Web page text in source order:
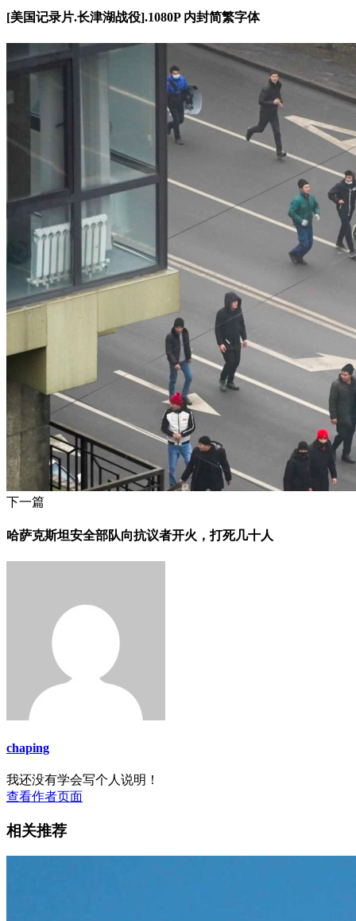
[美国记录片.长津湖战役].1080P 内封简繁字体
下一篇
哈萨克斯坦安全部队向抗议者开火，打死几十人
chaping
我还没有学会写个人说明！
查看作者页面
相关推荐